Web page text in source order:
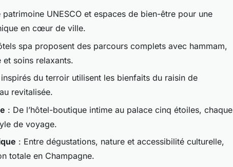
patrimoine UNESCO et espaces de bien-être pour une
en cœur de ville.
spa proposent des parcours complets avec hammam,
soins relaxants.
du terroir utilisent les bienfaits du raisin de
revitalisée.
: De l’hôtel-boutique intime au palace cinq étoiles, chaque
de voyage.
: Entre dégustations, nature et accessibilité culturelle,
totale en Champagne.